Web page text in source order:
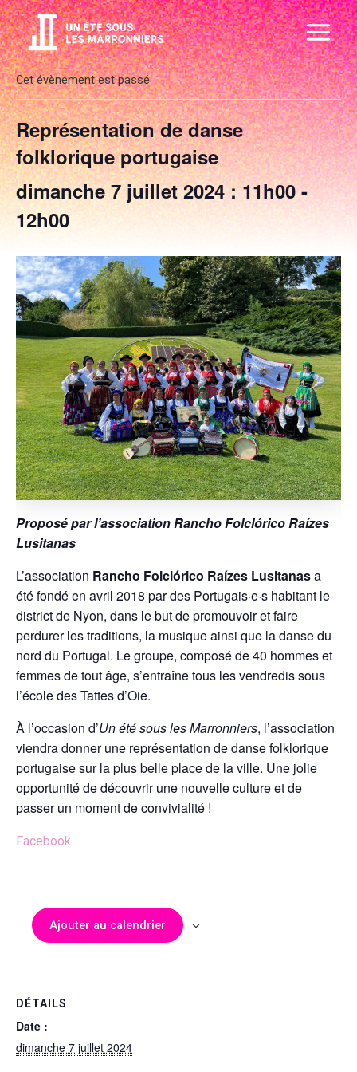
Aller
au
contenu
Main
Menu
Cet évènement est passé
Représentation de danse
folklorique portugaise
dimanche 7 juillet 2024 : 11h00-
12h00
Proposé par l’association Rancho Folclórico Raízes
Lusitanas
L’association Rancho Folclórico Raízes Lusitanasa
été fondé en avril 2018 par des Portugais·e·s habitant le
district de Nyon, dans le but de promouvoir et faire
perdurer les traditions, la musique ainsi que la danse du
nord du Portugal. Le groupe, composé de 40 hommes et
femmes de tout âge, s’entraîne tous les vendredis sous
l’école des Tattes d’Oie.
À l’occasion d’Un été sous les Marronniers, l’association
viendra donner une représentation de danse folklorique
portugaise sur la plus belle place de la ville. Une jolie
opportunité de découvrir une nouvelle culture et de
passer un moment de convivialité !
Facebook
Ajouter au calendrier
DÉTAILS
Date :
dimanche 7 juillet 2024